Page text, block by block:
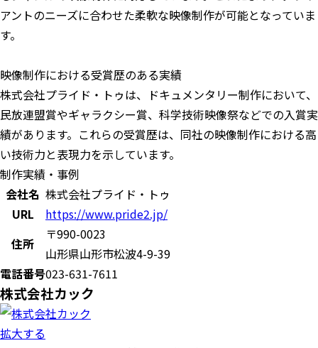
アントのニーズに合わせた柔軟な映像制作が可能となっていま
す。
映像制作における受賞歴のある実績
株式会社プライド・トゥは、ドキュメンタリー制作において、
民放連盟賞やギャラクシー賞、科学技術映像祭などでの入賞実
績があります。これらの受賞歴は、同社の映像制作における高
い技術力と表現力を示しています。
制作実績・事例
会社名 株式会社プライド・トゥ
URL
https://www.pride2.jp/
住所
〒990-0023
山形県山形市松波4-9-39
電話番号023-631-7611
株式会社カック
拡大する